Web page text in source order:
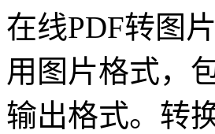
在线PDF转图
用图片格式，
输出格式。转